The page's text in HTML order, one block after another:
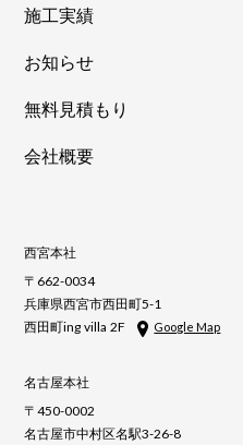
施工実績
お知らせ
無料見積もり
会社概要
西宮本社
〒662-0034
兵庫県西宮市西田町5-1
西田町ing villa 2F
Google Map
名古屋本社
〒450-0002
名古屋市中村区名駅3-26-8